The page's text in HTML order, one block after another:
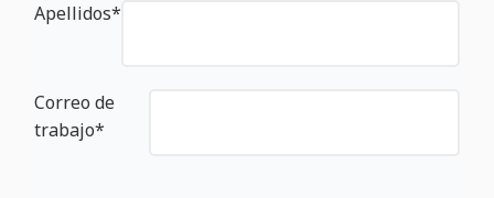
Apellidos*
Correo de
trabajo*